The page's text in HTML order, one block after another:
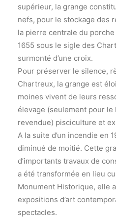
supérieur, la grange
nefs, pour le stockage des
la pierre centrale du
1655 sous le sigle des
surmonté d’une croix.
Pour préserver le silence,
Chartreux, la grange est
moines vivent de leurs
élevage (seulement pour le
revendue) pisciculture et
A la suite d’un incendie en
diminué de moitié. Cette
d’importants travaux de
a été transformée en lieu
Monument Historique, elle
expositions d’art
spectacles.